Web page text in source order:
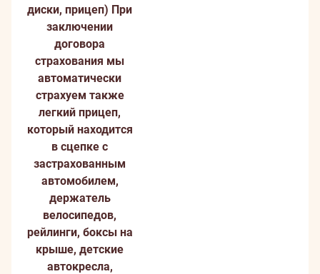
диски, прицеп) При
заключении
договора
страхования мы
автоматически
страхуем также
легкий прицеп,
который находится
в сцепке с
застрахованным
автомобилем,
держатель
велосипедов,
рейлинги, боксы на
крыше, детские
автокресла,